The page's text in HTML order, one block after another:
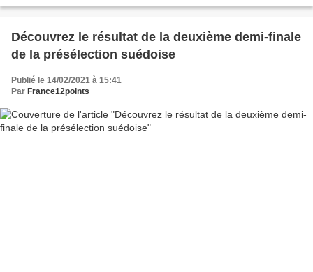
Découvrez le résultat de la deuxième demi-finale
de la présélection suédoise
Publié le 14/02/2021 à 15:41
Par France12points